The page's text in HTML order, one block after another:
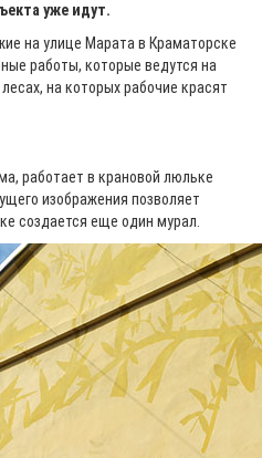
уже идут.
на улице Марата в Краматорске
работы, которые ведутся на
на которых рабочие красят
работает в крановой люльке
изображения позволяет
создается еще один мурал.